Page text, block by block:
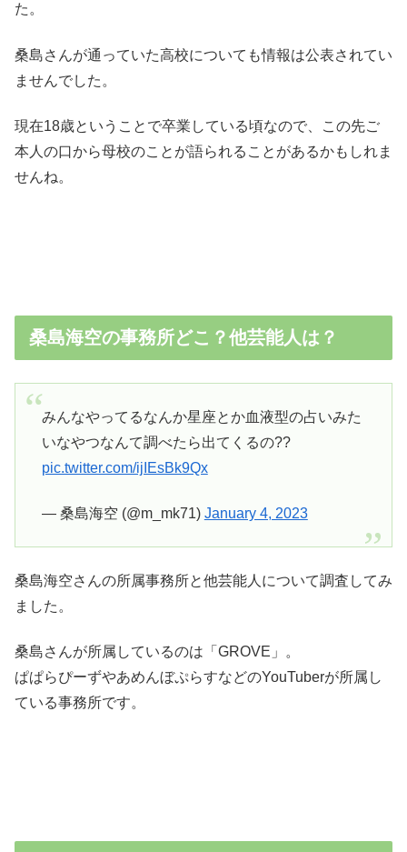
た。
桑島さんが通っていた高校についても情報は公表されてい
ませんでした。
現在18歳ということで卒業している頃なので、この先ご
本人の口から母校のことが語られることがあるかもしれま
せんね。
桑島海空の事務所どこ？他芸能人は？
みんなやってるなんか星座とか血液型の占いみた
いなやつなんて調べたら出てくるの??
pic.twitter.com/ijIEsBk9Qx
— 桑島海空 (@m_mk71) January 4, 2023
桑島海空さんの所属事務所と他芸能人について調査してみ
ました。
桑島さんが所属しているのは「GROVE」。
ぱぱらぴーずやあめんぼぷらすなどのYouTuberが所属し
ている事務所です。